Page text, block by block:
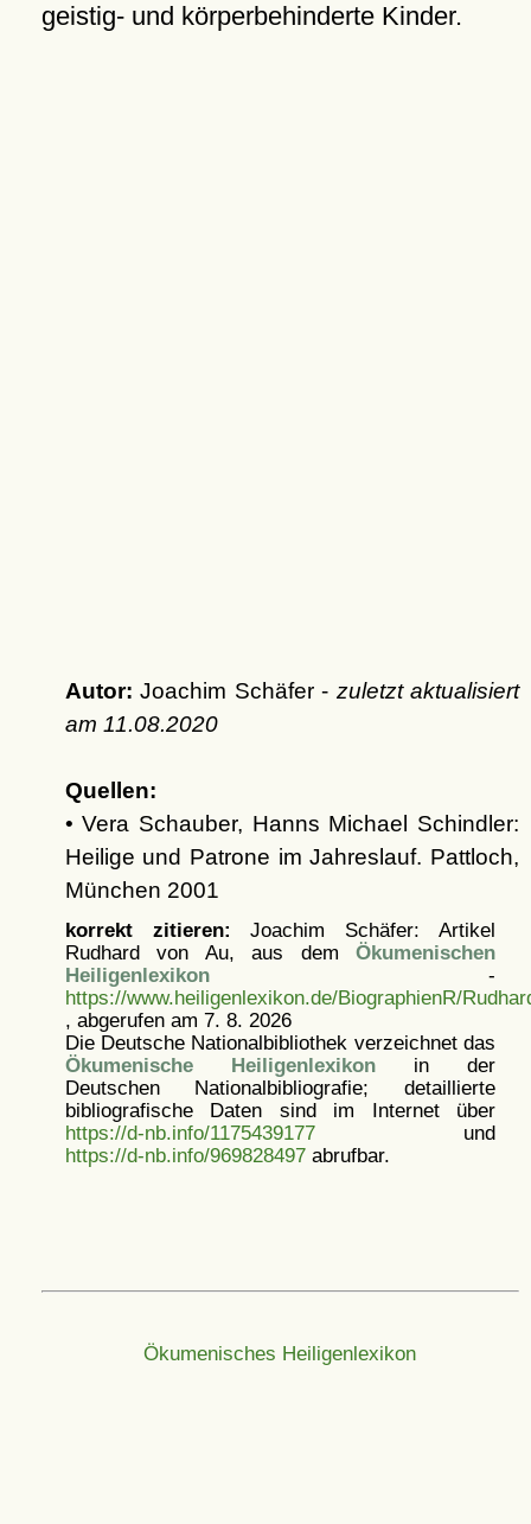
geistig- und körperbehinderte Kinder.
Autor: Joachim Schäfer - zuletzt aktualisiert
am 11.08.2020
Quellen:
• Vera Schauber, Hanns Michael Schindler:
Heilige und Patrone im Jahreslauf. Pattloch,
München 2001
korrekt zitieren: Joachim Schäfer: Artikel
Rudhard von Au, aus dem Ökumenischen
Heiligenlexikon-
https://www.heiligenlexikon.de/BiographienR/
, abgerufen am 7. 8. 2026
Die Deutsche Nationalbibliothek verzeichnet das
Ökumenische Heiligenlexikonin der
Deutschen Nationalbibliografie; detaillierte
bibliografische Daten sind im Internet über
https://d-nb.info/1175439177und
https://d-nb.info/969828497abrufbar.
Ökumenisches Heiligenlexikon